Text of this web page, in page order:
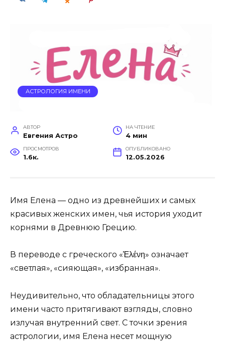
АСТРОЛОГИЯ ИМЕНИ
АВТОР
Евгения Астро
НА ЧТЕНИЕ
4 мин
ПРОСМОТРОВ
1.6к.
ОПУБЛИКОВАНО
12.05.2026
Имя Елена — одно из древнейших и самых
красивых женских имен, чья история уходит
корнями в Древнюю Грецию.
В переводе с греческого «Ἑλένη» означает
«светлая», «сияющая», «избранная».
Неудивительно, что обладательницы этого
имени часто притягивают взгляды, словно
излучая внутренний свет. С точки зрения
астрологии, имя Елена несет мощную